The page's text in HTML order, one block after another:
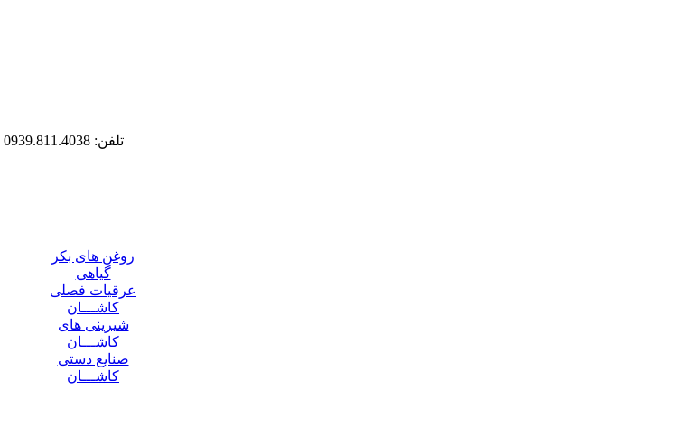
تلفن: 0939.811.4038
روغن های بکر
گیاهی
عرقیات فصلی
کاشـــان
شیرینی های
کاشـــان
صنایع دستی
کاشـــان